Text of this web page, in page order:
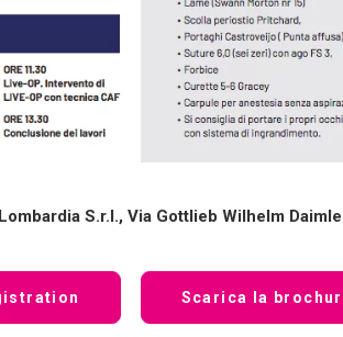
S.r.l., Via Gottlieb Wilhelm
Scarica la